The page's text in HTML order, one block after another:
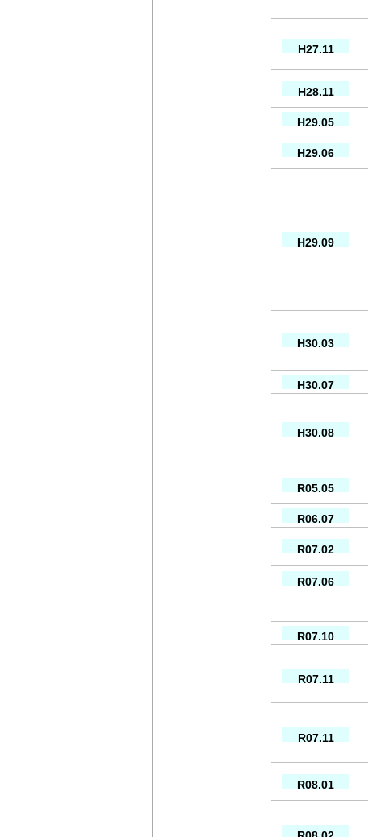
H27.11
H28.11
H29.05
H29.06
H29.09
H30.03
H30.07
H30.08
R05.05
R06.07
R07.02
R07.06
R07.10
R07.11
R07.11
R08.01